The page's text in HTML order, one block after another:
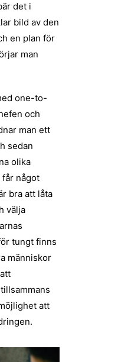
det i
bild av den
en plan för
man
one-to-
och
man ett
sedan
olika
något
bra att låta
välja
tungt finns
människor
att